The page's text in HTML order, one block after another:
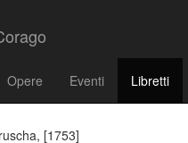
Opere Eventi Libretti
[1753]